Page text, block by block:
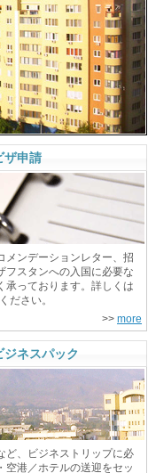
ザ申請
メンデーションレター、招
フスタンへの入国に必要な
承っております。詳しくは
ださい。
>> more
ジネスパック
ど、ビジネストリップに必
空港／ホテルの送迎をセッ